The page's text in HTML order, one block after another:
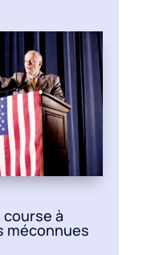
à
méconnues